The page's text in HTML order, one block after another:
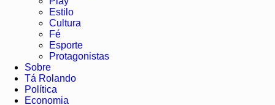
Estilo
Cultura
Fé
Esporte
Protagonistas
Sobre
Tá Rolando
Política
Economia